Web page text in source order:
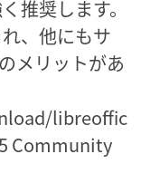
推奨します。
、他にもサ
メリットがあ
libreoffic
Community